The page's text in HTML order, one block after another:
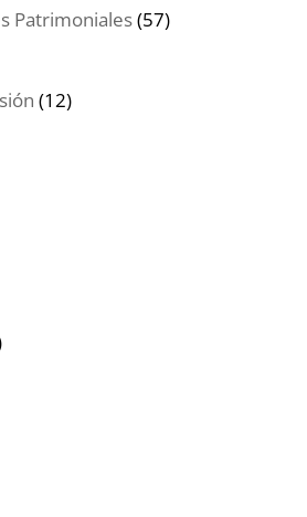
Patrimoniales(57)
(12)